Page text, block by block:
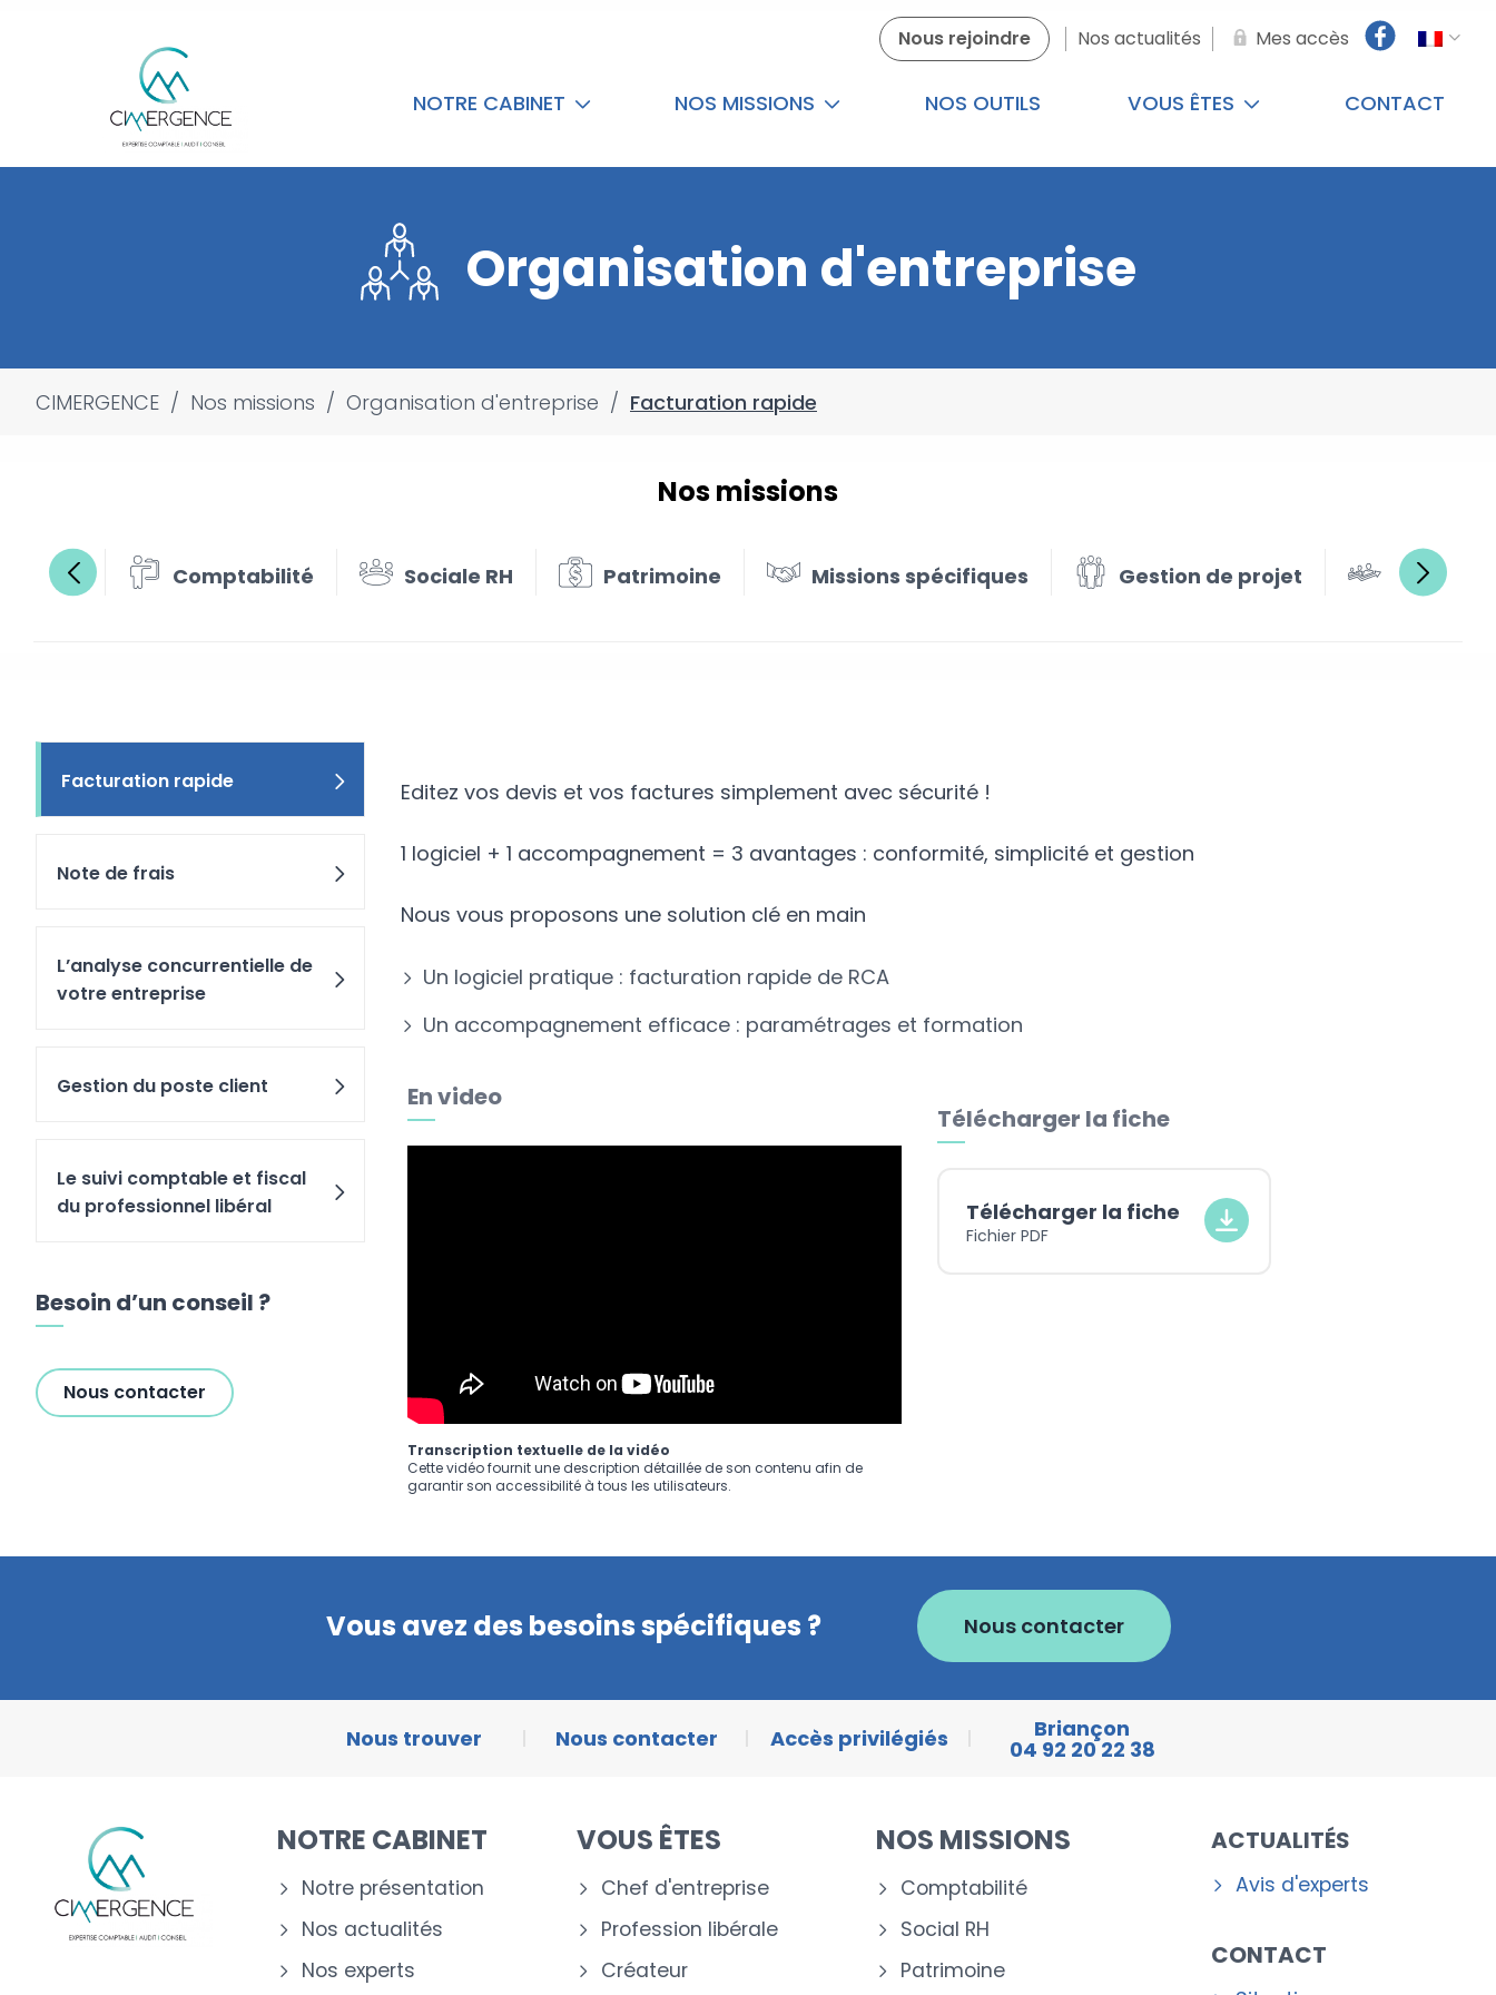
Nous rejoindre Nos actualités Mes accès
NOTRE CABINET NOS MISSIONS NOS OUTILS VOUS ÊTES CONTACT
Organisation d'entreprise
CIMERGENCE / Nos missions / Organisation d'entreprise / Facturation rapide
Nos missions
Comptabilité Sociale RH Patrimoine Missions spécifiques Gestion de projet Gestion
Facturation rapide
Note de frais
L’analyse concurrentielle de
votre entreprise
Gestion du poste client
Le suivi comptable et fiscal
du professionnel libéral
Besoin d’un conseil ?
Nous contacter
Editez vos devis et vos factures simplement avec sécurité !
1 logiciel + 1 accompagnement = 3 avantages : conformité, simplicité et gestion
Nous vous proposons une solution clé en main
Un logiciel pratique : facturation rapide de RCA
Un accompagnement efficace : paramétrages et formation
En video
Transcription textuelle de la vidéo
Cette vidéo fournit une description détaillée de son contenu afin de
garantir son accessibilité à tous les utilisateurs.
Télécharger la fiche
Télécharger la fiche
Fichier PDF
Vous avez des besoins spécifiques ? Nous contacter
Nous trouver Nous contacter Accès privilégiés Briançon
04 92 20 22 38
NOTRE CABINET
Notre présentation
Nos actualités
Nos experts
VOUS ÊTES
Chef d'entreprise
Profession libérale
Créateur
NOS MISSIONS
Comptabilité
Social RH
Patrimoine
ACTUALITÉS
Avis d'experts
CONTACT